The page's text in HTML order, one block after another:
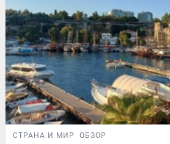
СТРАНА И МИР ОБЗОР